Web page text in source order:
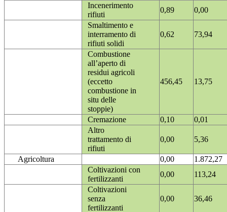
Incenerimento
rifiuti
0,89
0,00
Smaltimento e
interramento di
rifiuti solidi
0,62 73,94
Combustione
all’aperto di
residui agricoli
(eccetto
combustione in
situ delle
stoppie)
456,45 13,75
Cremazione 0,10
0,01
Altro
trattamento di
rifiuti
0,00 5,36
Agricoltura 0,00
1.872,27
Coltivazioni con
fertilizzanti
0,00
113,24
Coltivazioni
senza
fertilizzanti
0,00 36,46